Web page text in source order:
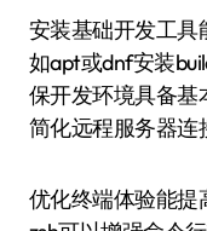
安装基础开发工具
如apt或dnf安装
保开发环境具备基
简化远程服务器连
优化终端体验能提